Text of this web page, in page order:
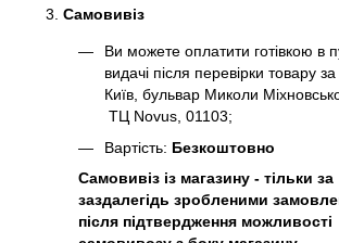
Самовивіз
Ви можете оплатити готівкою в
видачі після перевірки товару
Київ, бульвар Миколи
ТЦ Novus, 01103;
Вартість: Безкоштовно
Самовивіз із магазину - тільки за
заздалегідь зробленими
після підтвердження можливості